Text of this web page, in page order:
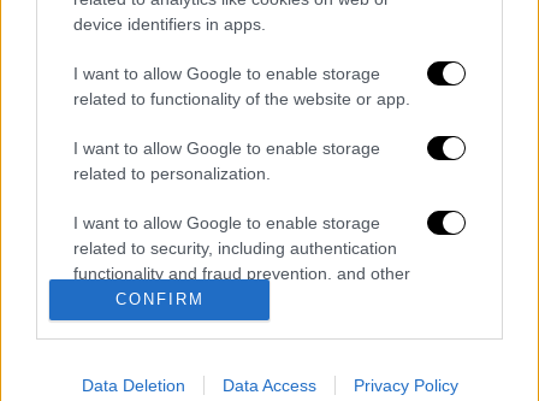
device identifiers in apps.
I want to allow Google to enable storage
related to functionality of the website or app.
I want to allow Google to enable storage
related to personalization.
I want to allow Google to enable storage
related to security, including authentication
functionality and fraud prevention, and other
user protection.
CONFIRM
Data Deletion Data Access Privacy Policy
νοσηλεύεται στη νευρολογική κλινική του
Διαβάστε ακόμη
Εκτελέσεις, συλλήψεις και νέοι
περιορισμοί: Το Ιράν σκληραίνει τη γραμμή
στο εσωτερικό εν μέσω πολέμου
Η πρώτη δήλωση της οικογένειας της
38χρονης Βρετανίδας που δολοφονήθηκε
στην Κυψέλη
Ντύθηκε «Χάρος», ανέβηκε στην οροφή
ασθενείς